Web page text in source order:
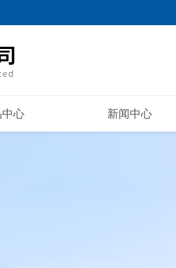
中心 新闻中心